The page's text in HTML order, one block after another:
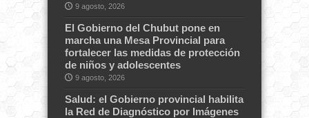
9 agosto, 2026
El Gobierno del Chubut pone en
marcha una Mesa Provincial para
fortalecer las medidas de protección
de niños y adolescentes
9 agosto, 2026
Salud: el Gobierno provincial habilita
la Red de Diagnóstico por Imágenes